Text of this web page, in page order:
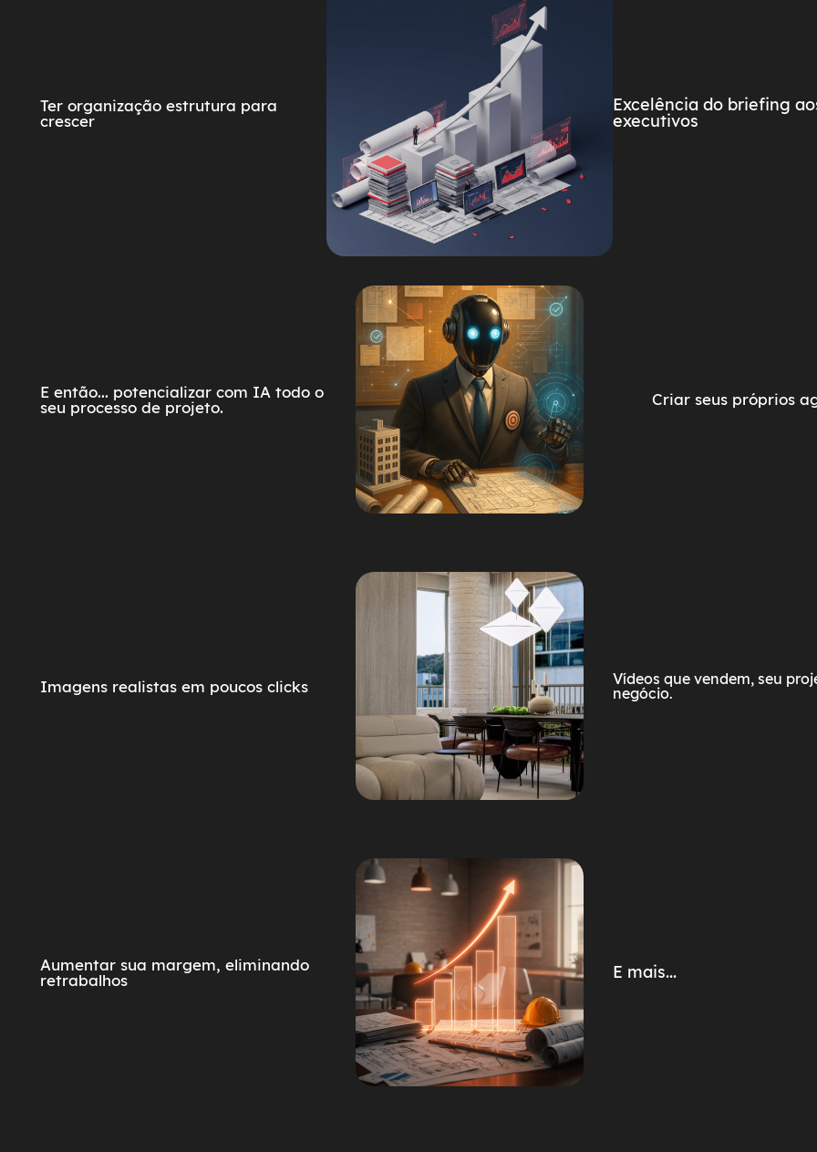
Ter organização estrutura para
crescer
Excelência do briefing
executivos
E então... potencializar com IA todo o
seu processo de projeto.
Criar seus próprios
Imagens realistas em poucos clicks
Vídeos que vendem, seu
negócio.
Aumentar sua margem, eliminando
retrabalhos​
E mais...